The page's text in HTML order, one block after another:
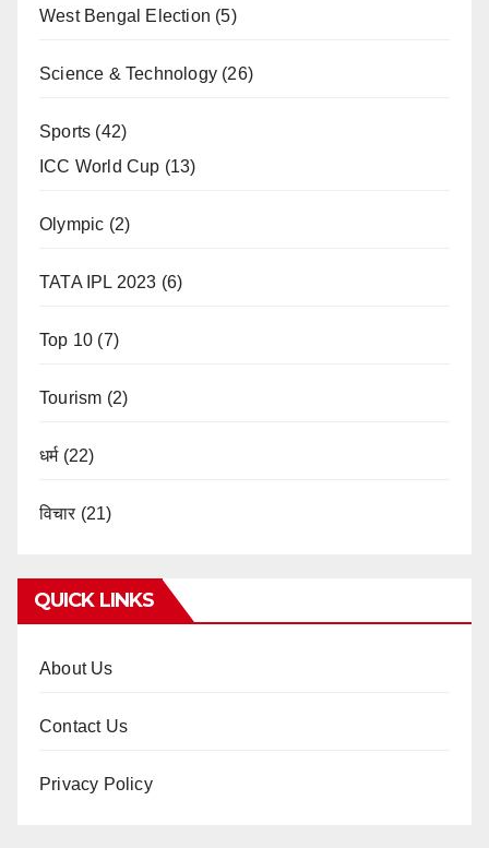
West Bengal Election (5)
Science & Technology (26)
Sports (42)
ICC World Cup (13)
Olympic (2)
TATA IPL 2023 (6)
Top 10 (7)
Tourism (2)
धर्म(22)
विचार (21)
QUICK LINKS
About Us
Contact Us
Privacy Policy